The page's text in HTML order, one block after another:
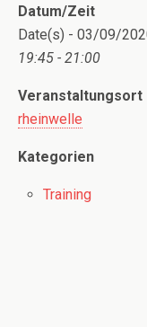
Datum/Zeit
Date(s) - 03/09/
19:45 - 21:00
Veranstaltungsort
rheinwelle
Kategorien
Training